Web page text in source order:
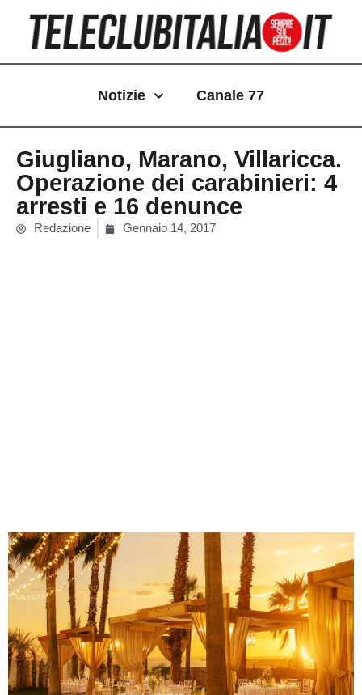
contenuto
Notizie Canale 77
Giugliano, Marano, Villaricca.
Operazione dei carabinieri: 4
arresti e 16 denunce
Redazione Gennaio 14, 2017